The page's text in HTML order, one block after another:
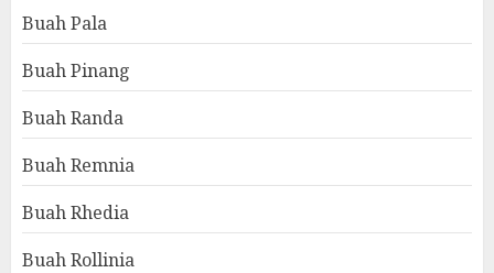
Buah Pala
Buah Pinang
Buah Randa
Buah Remnia
Buah Rhedia
Buah Rollinia